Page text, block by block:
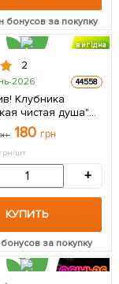
бонусов за покупку
вигідна
ЦЕНА ЗА
5шт
2
2026 44558
Клубника
чистая душа"
сорт) 5 шт в
180 грн
грн/шт
+
КУПИТЬ
бонусов за покупку